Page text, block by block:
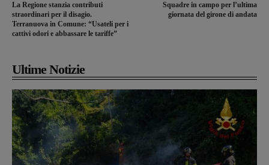
La Regione stanzia contributi
straordinari per il disagio.
Terranuova in Comune: “Usateli per i
cattivi odori e abbassare le tariffe”
Squadre in campo per l’ultima
giornata del girone di andata
Ultime Notizie